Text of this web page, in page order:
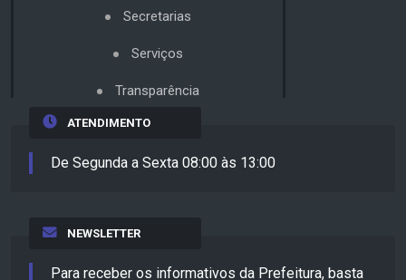
Secretarias
Serviços
Transparência
ATENDIMENTO
De Segunda a Sexta 08:00 às 13:00
NEWSLETTER
Para receber os informativos da Prefeitura, basta